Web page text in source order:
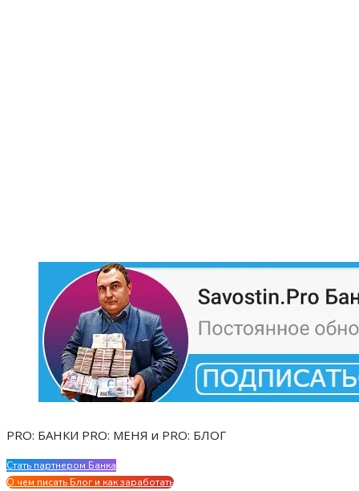
PRO: БАНКИ PRO: МЕНЯ и PRO: БЛОГ
Стать партнером Банка
О чем писать Блог и как заработать